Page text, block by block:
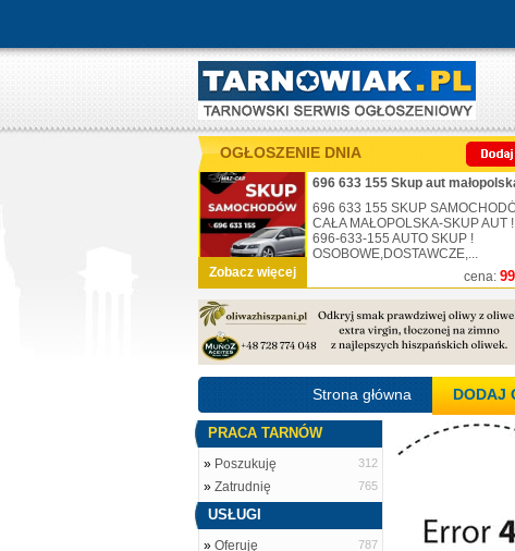
OGŁOSZENIE DNIA
Zobacz więcej cena:
696 633 155 Skup aut
696 633 155 SKUP
CAŁA MAŁOPOLSKA-SKUP AUT
696-633-155 AUTO SKUP !
OSOBOWE,DOSTAWCZE,...
Strona główna DODAJ
PRACA TARNÓW
» Poszukuję 312
» Zatrudnię 765
USŁUGI
» Oferuję 787